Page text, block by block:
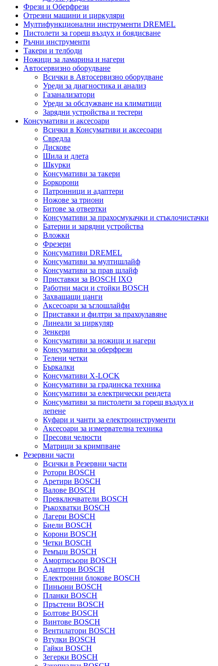
Фрези и Оберфрези
Отрезни машини и циркуляри
Мултифункционални инструменти DREMEL
Пистолети за горещ въздух и боядисване
Ръчни инструменти
Такери и телбоди
Ножици за ламарина и нагери
Автосервизно оборудване
Всички в Автосервизно оборудване
Уреди за диагностика и анализ
Газанализатори
Уреди за обслужване на климатици
Зарядни устройства и тестери
Консумативи и аксесоари
Всички в Консумативи и аксесоари
Свредла
Дискове
Шила и длета
Шкурки
Консумативи за такери
Боркорони
Патронници и адаптери
Ножове за триони
Битове за отвертки
Консумативи за прахосмукачки и стъклочистачки
Батерии и зарядни устройства
Вложки
Фрезери
Консумативи DREMEL
Консумативи за мултишлайф
Консумативи за прав шлайф
Приставки за BOSCH IXO
Работни маси и стойки BOSCH
Захващащи цанги
Аксесоари за ъглошлайфи
Приставки и филтри за прахоулавяне
Линеали за циркуляр
Зенкери
Консумативи за ножици и нагери
Консумативи за оберфрези
Телени четки
Бъркалки
Консумативи X-LOCK
Консумативи за градинска техника
Консумативи за електрически рендета
Консумативи за пистолети за горещ въздух и
лепене
Куфари и чанти за електроинструменти
Аксесоари за измервателна техника
Пресови челюсти
Матрици за кримпване
Резервни части
Всички в Резервни части
Ротори BOSCH
Аретири BOSCH
Валове BOSCH
Превключватели BOSCH
Ръкохватки BOSCH
Лагери BOSCH
Биели BOSCH
Корони BOSCH
Четки BOSCH
Ремъци BOSCH
Амортисьори BOSCH
Адаптори BOSCH
Електронни блокове BOSCH
Пиньони BOSCH
Планки BOSCH
Пръстени BOSCH
Болтове BOSCH
Винтове BOSCH
Вентилатори BOSCH
Втулки BOSCH
Гайки BOSCH
Зегерки BOSCH